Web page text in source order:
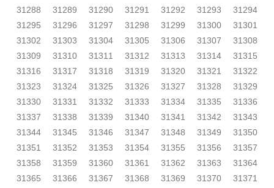
31288
31289 31290 31291 31292 31293
31294
31295
31296 31297 31298 31299 31300
31301
31302
31303 31304 31305 31306 31307
31308
31309
31310 31311 31312 31313 31314
31315
31316
31317 31318 31319 31320 31321
31322
31323
31324 31325 31326 31327 31328
31329
31330
31331 31332 31333 31334 31335
31336
31337
31338 31339 31340 31341 31342
31343
31344
31345 31346 31347 31348 31349
31350
31351
31352 31353 31354 31355 31356
31357
31358
31359 31360 31361 31362 31363
31364
31365
31366 31367 31368 31369 31370
31371